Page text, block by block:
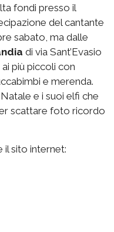
fondi presso il
del cantante
sabato, ma dalle
di via Sant’Evasio
più piccoli con
e merenda.
e i suoi elfi che
scattare foto ricordo
il sito internet: